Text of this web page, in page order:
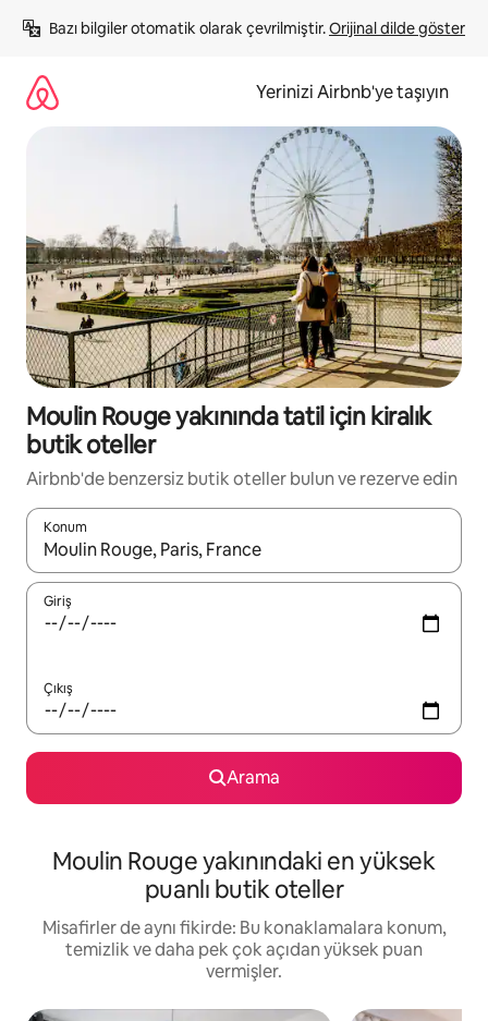
atla
Bazı bilgiler otomatik olarak çevrilmiştir. Orijinal dilde göster
Yerinizi Airbnb'ye taşıyın
Moulin Rouge yakınında tatil için kiralık
butik oteller
Airbnb'de benzersiz butik oteller bulun ve rezerve edin
Konum
Sonuçlar kullanılabilir olduğunda yukarı ve aşağı oklarıyla
Giriş
Çıkış
Arama
Moulin Rouge yakınındaki en yüksek
puanlı butik oteller
Misafirler de aynı fikirde: Bu konaklamalara konum,
temizlik ve daha pek çok açıdan yüksek puan
vermişler.